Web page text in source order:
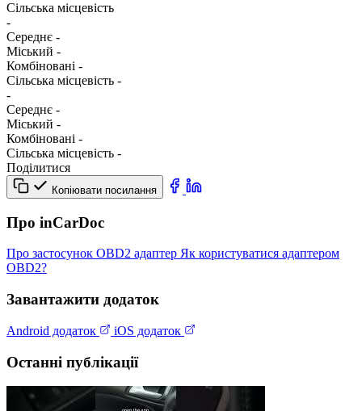
Сільська місцевість
-
Середнє -
Міський -
Комбіновані -
Сільська місцевість -
-
Середнє -
Міський -
Комбіновані -
Сільська місцевість -
Поділитися
Копіювати посилання
Про inCarDoc
Про застосунок OBD2 адаптер Як користуватися адаптером
OBD2?
Завантажити додаток
Android додаток iOS додаток
Останні публікації